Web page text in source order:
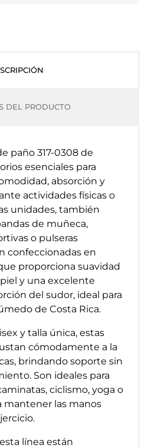
DEL PRODUCTO
paño 317-0308 de
esenciales para
absorción y
actividades físicas o
unidades, también
de muñeca,
o pulseras
confeccionadas en
proporciona suavidad
y una excelente
del sudor, ideal para
de Costa Rica.
y talla única, estas
cómodamente a la
brindando soporte sin
Son ideales para
ciclismo, yoga o
las manos
línea están